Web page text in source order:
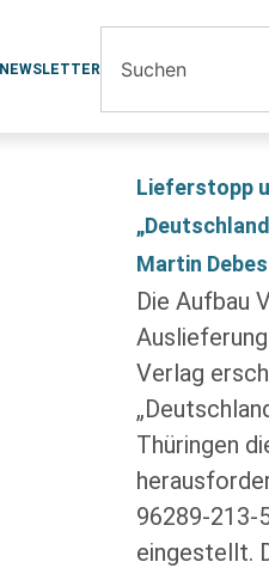
NEWSLETTER
Lieferstopp
Martin Debes
Die Aufbau
Verlag
Thüringen
96289-213-
eingestellt.